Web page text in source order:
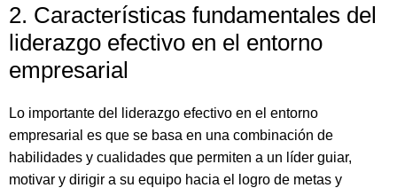
2. Características fundamentales del
liderazgo efectivo en el entorno
empresarial
Lo importante del liderazgo efectivo en el entorno
empresarial es que se basa en una combinación de
habilidades y cualidades que permiten a un líder guiar,
motivar y dirigir a su equipo hacia el logro de metas y